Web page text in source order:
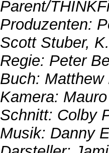
Parent/
Produzenten:
Scott Stuber,
Regie: Peter
Buch: Matthew
Kamera:
Schnitt: Colby
Musik: Danny